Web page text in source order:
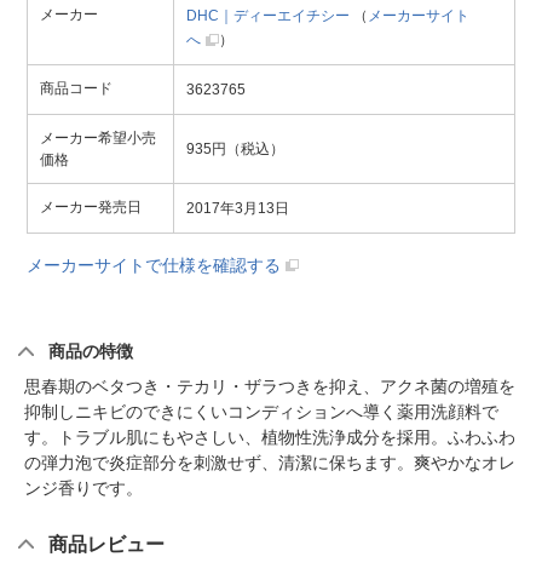
メーカー DHC｜ディーエイチシー （ メーカーサイト
へ
）
商品コード 3623765
メーカー希望小売
価格
935円（税込）
メーカー発売日 2017年3月13日
メーカーサイトで仕様を確認する
商品の特徴
思春期のベタつき・テカリ・ザラつきを抑え、アクネ菌の増殖を
抑制しニキビのできにくいコンディションへ導く薬用洗顔料で
す。トラブル肌にもやさしい、植物性洗浄成分を採用。ふわふわ
の弾力泡で炎症部分を刺激せず、清潔に保ちます。爽やかなオレ
ンジ香りです。
商品レビュー